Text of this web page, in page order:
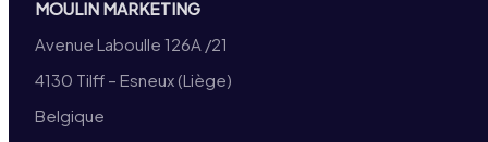
MOULIN MARKETING
Avenue Laboulle 126A /21
4130 Tilff – Esneux (Liège)
Belgique